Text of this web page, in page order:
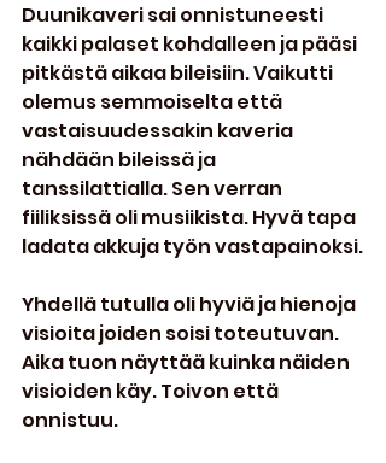
Duunikaveri sai onnistuneesti
kaikki palaset kohdalleen ja pääsi
pitkästä aikaa bileisiin. Vaikutti
olemus semmoiselta että
vastaisuudessakin kaveria
nähdään bileissä ja
tanssilattialla. Sen verran
fiiliksissä oli musiikista. Hyvä tapa
ladata akkuja työn vastapainoksi.
Yhdellä tutulla oli hyviä ja hienoja
visioita joiden soisi toteutuvan.
Aika tuon näyttää kuinka näiden
visioiden käy. Toivon että
onnistuu.